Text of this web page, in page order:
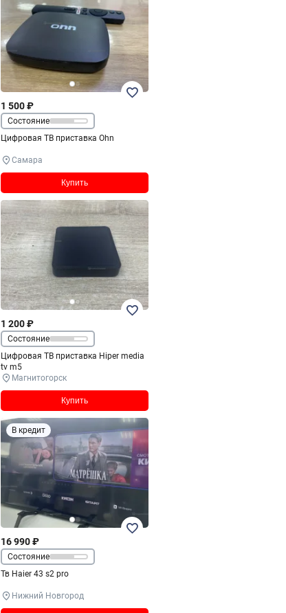
1 500 ₽
Состояние
Цифровая ТВ приставка Ohn
Самара
Купить
1 200 ₽
Состояние
Цифровая ТВ приставка Hiper media
tv m5
Магнитогорск
Купить
В кредит
16 990 ₽
Состояние
Тв Haier 43 s2 pro
Нижний Новгород